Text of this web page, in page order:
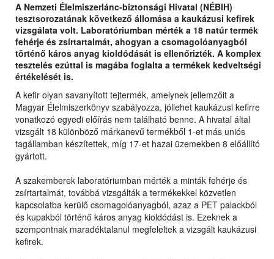
A Nemzeti Élelmiszerlánc-biztonsági Hivatal (NÉBIH)
tesztsorozatának következő állomása a kaukázusi kefirek
vizsgálata volt. Laboratóriumban mérték a 18 natúr termék
fehérje és zsírtartalmát, ahogyan a csomagolóanyagból
történő káros anyag kioldódását is ellenőrizték. A komplex
tesztelés ezúttal is magába foglalta a termékek kedveltségi
értékelését is.
A kefir olyan savanyított tejtermék, amelynek jellemzőit a
Magyar Élelmiszerkönyv szabályozza, jóllehet kaukázusi kefirre
vonatkozó egyedi előírás nem található benne. A hivatal által
vizsgált 18 különböző márkanevű termékből 1-et más uniós
tagállamban készítettek, míg 17-et hazai üzemekben 8 előállító
gyártott.
A szakemberek laboratóriumban mérték a minták fehérje és
zsírtartalmát, továbbá vizsgálták a termékekkel közvetlen
kapcsolatba kerülő csomagolóanyagból, azaz a PET palackból
és kupakból történő káros anyag kioldódást is. Ezeknek a
szempontnak maradéktalanul megfeleltek a vizsgált kaukázusi
kefirek.